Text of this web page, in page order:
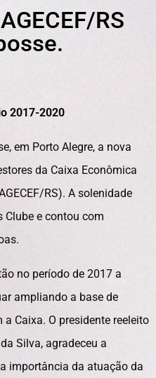
RS
2017-2020
em Porto Alegre, a nova
da Caixa Econômica
RS). A solenidade
Clube e contou com
no período de 2017 a
ampliando a base de
Caixa. O presidente reeleito
Silva, agradeceu a
importância da atuação da